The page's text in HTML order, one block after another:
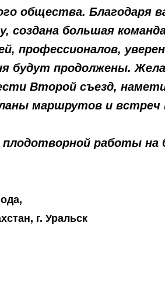
общества. Благодаря
создана большая
профессионалов,
будут продолжены.
Второй съезд,
маршрутов и встреч
работы на
г. Уральск